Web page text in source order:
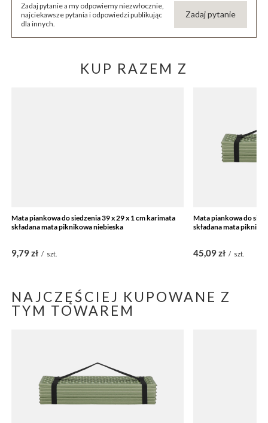
Zadaj pytanie a my odpowiemy niezwłocznie,
najciekawsze pytania i odpowiedzi publikując
dla innych.
Zadaj pytanie
KUP RAZEM Z
Mata piankowa do siedzenia 39 x 29 x 1 cm karimata
składana mata piknikowa niebieska
9,79 zł / szt.
Mata piankowa do
składana mata
45,09 zł / szt.
NAJCZĘŚCIEJ KUPOWANE Z
TYM TOWAREM